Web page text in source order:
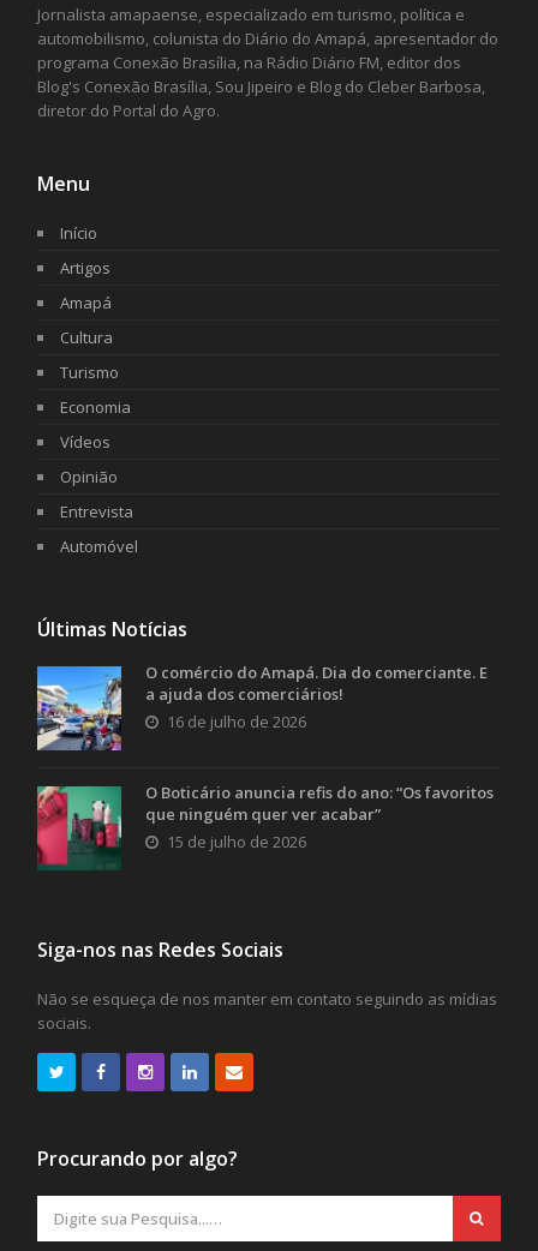
Jornalista amapaense, especializado em turismo, política e
automobilismo, colunista do Diário do Amapá, apresentador do
programa Conexão Brasília, na Rádio Diário FM, editor dos
Blog's Conexão Brasília, Sou Jipeiro e Blog do Cleber Barbosa,
diretor do Portal do Agro.
Menu
Início
Artigos
Amapá
Cultura
Turismo
Economia
Vídeos
Opinião
Entrevista
Automóvel
Últimas Notícias
O comércio do Amapá. Dia do comerciante. E
a ajuda dos comerciários!
16 de julho de 2026
O Boticário anuncia refis do ano: “Os favoritos
que ninguém quer ver acabar”
15 de julho de 2026
Siga-nos nas Redes Sociais
Não se esqueça de nos manter em contato seguindo as mídias
sociais.
Procurando por algo?